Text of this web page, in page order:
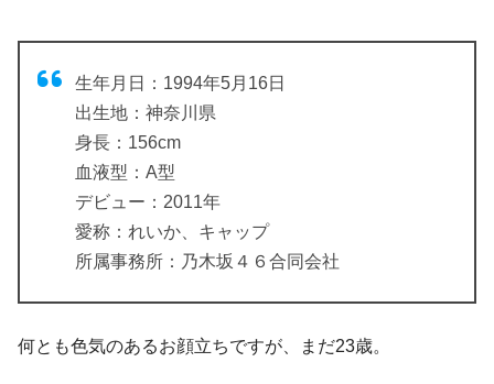
生年月日：1994年5月16日
出生地：神奈川県
身長：156cm
血液型：A型
デビュー：2011年
愛称：れいか、キャップ
所属事務所：乃木坂４６合同会社
何とも色気のあるお顔立ちですが、まだ23歳。